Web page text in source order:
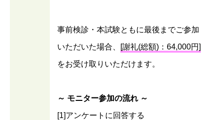
事前検診・本試験ともに最後までご参加
いただいた場合、 [謝礼(総額)：64,000円]
をお受け取りいただけます。
～ モニター参加の流れ ～
[1]アンケートに回答する